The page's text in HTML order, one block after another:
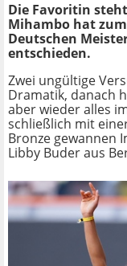
Die Favoritin
Mihambo hat
Deutschen
entschieden.
Zwei ungültige
Dramatik, danach
aber wieder alles
schließlich mit
Bronze gewannen
Libby Buder aus